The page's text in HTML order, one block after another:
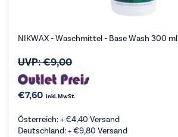
NIKWAX - Waschmittel - Base Wash 300 ml
UVP:€9,00
€7,60 inkl. MwSt.
Österreich: +€4,40 Versand
Deutschland: +€9,80 Versand